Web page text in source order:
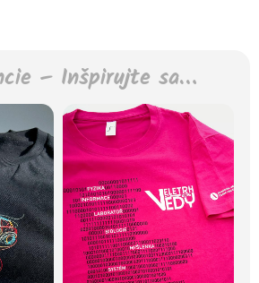
– Inšpirujte sa…